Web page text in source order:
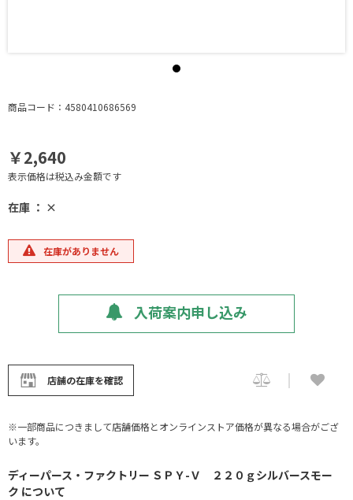
商品コード：4580410686569
￥2,640
表示価格は税込み金額です
在庫 ： ×
在庫がありません
入荷案内申し込み
店舗の在庫を確認
※一部商品につきまして店舗価格とオンラインストア価格が異なる場合がござ
います。
ディーパース・ファクトリー ＳＰＹ-Ｖ ２２０ｇシルバースモー
ク について